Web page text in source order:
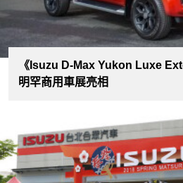
《Isuzu D-Max Yukon Luxe
明罕商用車展亮相